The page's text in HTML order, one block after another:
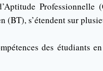
Professionnelle
(BT), s’étendent sur
des étudiants